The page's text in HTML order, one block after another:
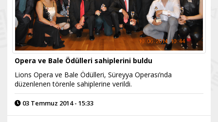
Opera ve Bale Ödülleri sahiplerini buldu
Lions Opera ve Bale Ödülleri, Süreyya Operası’nda
düzenlenen törenle sahiplerine verildi.
03 Temmuz 2014 - 15:33